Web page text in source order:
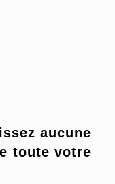
aucune
toute votre